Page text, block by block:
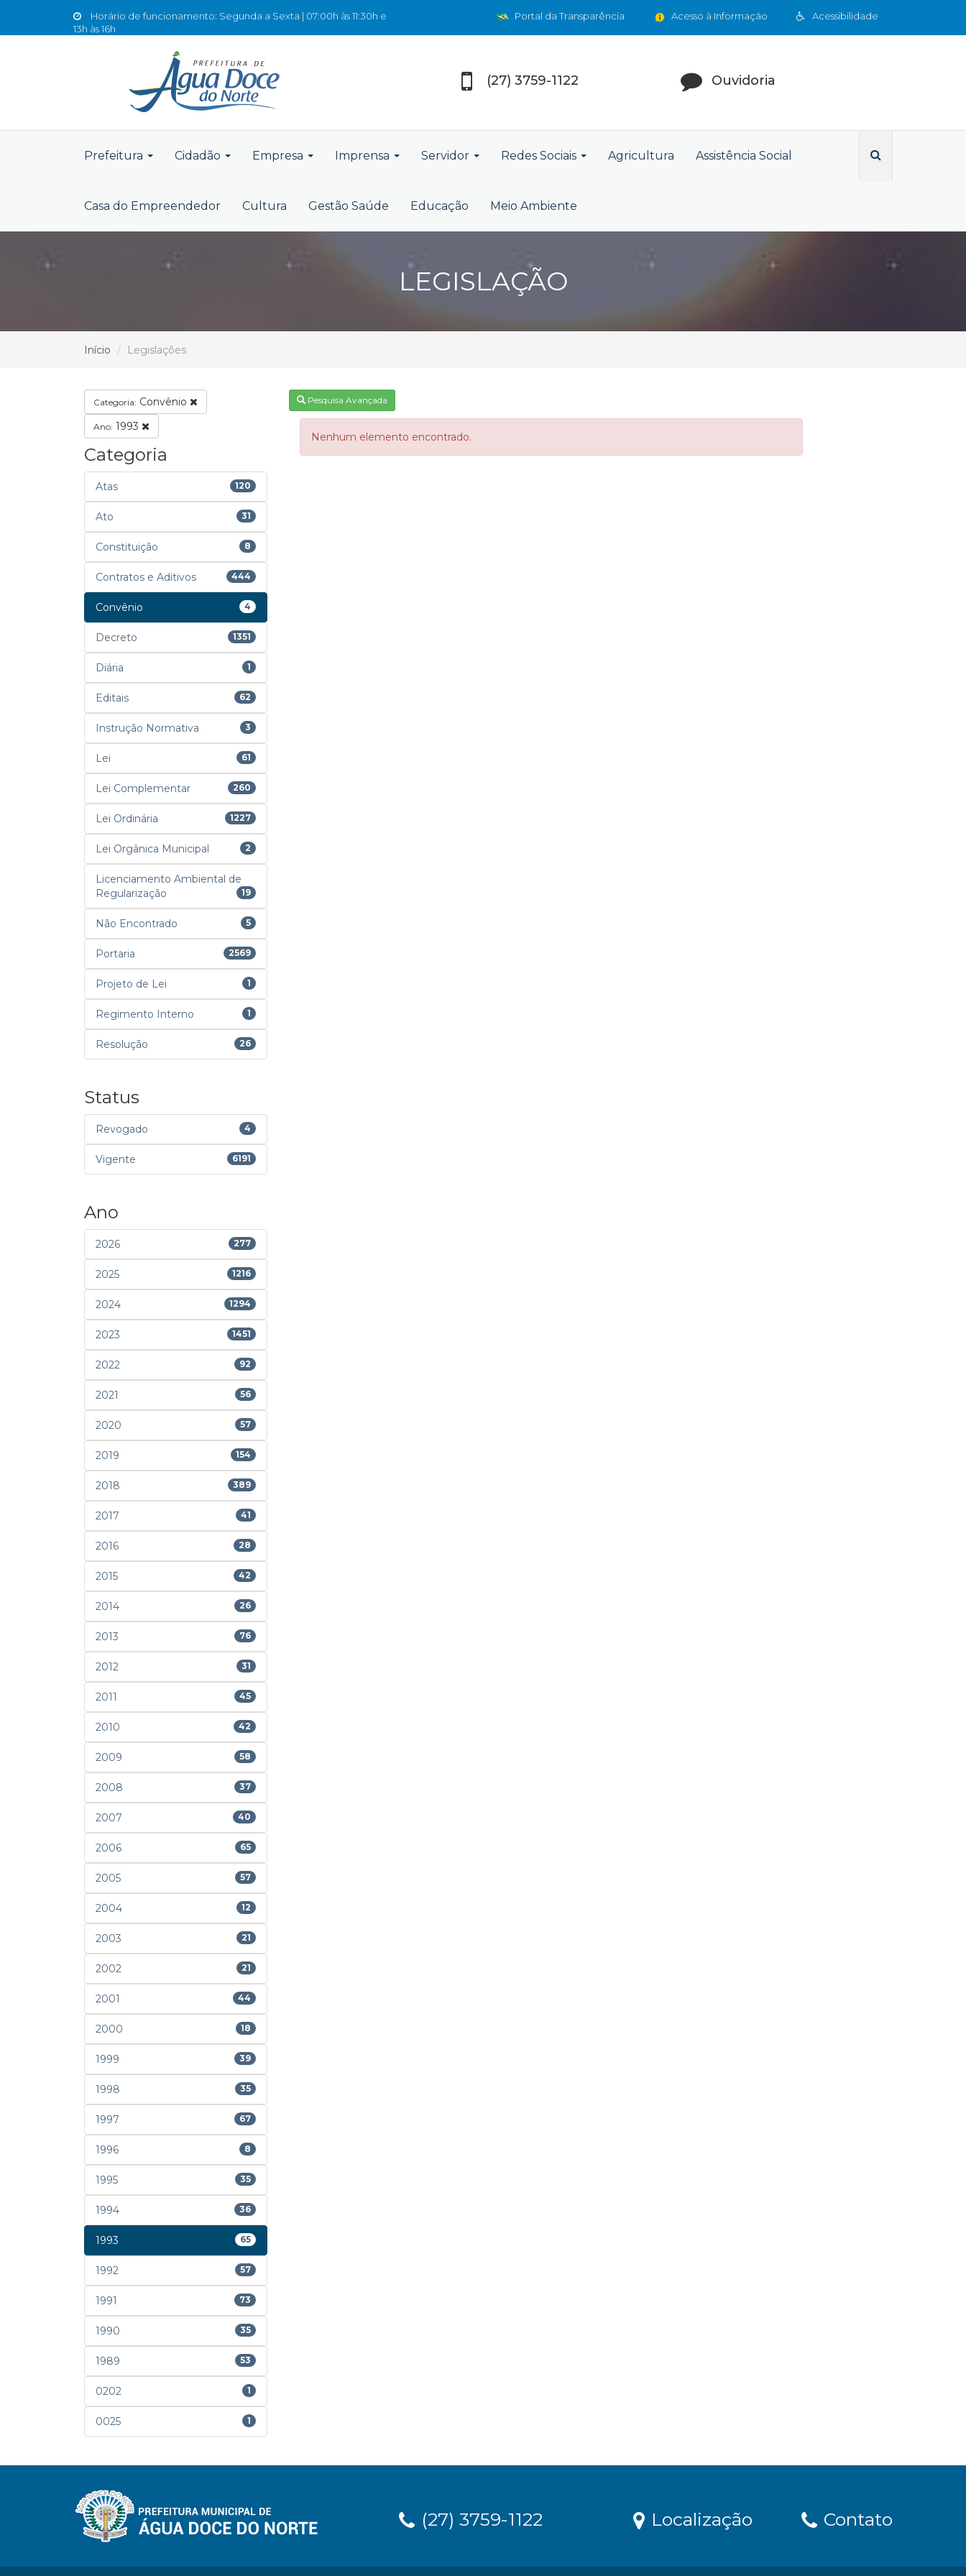
Horário de funcionamento: Segunda a Sexta | 07:00h às 11:30h e
13h às 16h
Acessibilidade
Acesso à Informação
Portal da Transparência
(27) 3759-1122 Ouvidoria
Prefeitura Cidadão Empresa Imprensa Servidor Redes Sociais Agricultura Assistência Social
Casa do Empreendedor Cultura Gestão Saúde Educação Meio Ambiente
LEGISLAÇÃO
Início Legislações
Categoria: Convênio
Ano: 1993
Categoria
Atas 120
Ato 31
Constituição 8
Contratos e Aditivos 444
Convênio 4
Decreto 1351
Diária 1
Editais 62
Instrução Normativa 3
Lei 61
Lei Complementar 260
Lei Ordinária 1227
Lei Orgânica Municipal 2
Licenciamento Ambiental de
Regularização
19
Não Encontrado 5
Portaria 2569
Projeto de Lei 1
Regimento Interno 1
Resolução 26
Status
Revogado 4
Vigente 6191
Ano
2026 277
2025 1216
2024 1294
2023 1451
2022 92
2021 56
2020 57
2019 154
2018 389
2017 41
2016 28
2015 42
2014 26
2013 76
2012 31
2011 45
2010 42
2009 58
2008 37
2007 40
2006 65
2005 57
2004 12
2003 21
2002 21
2001 44
2000 18
1999 39
1998 35
1997 67
1996 8
1995 35
1994 36
1993 65
1992 57
1991 73
1990 35
1989 53
0202 1
0025 1
Pesquisa Avançada
Nenhum elemento encontrado.
(27) 3759-1122 Localização Contato